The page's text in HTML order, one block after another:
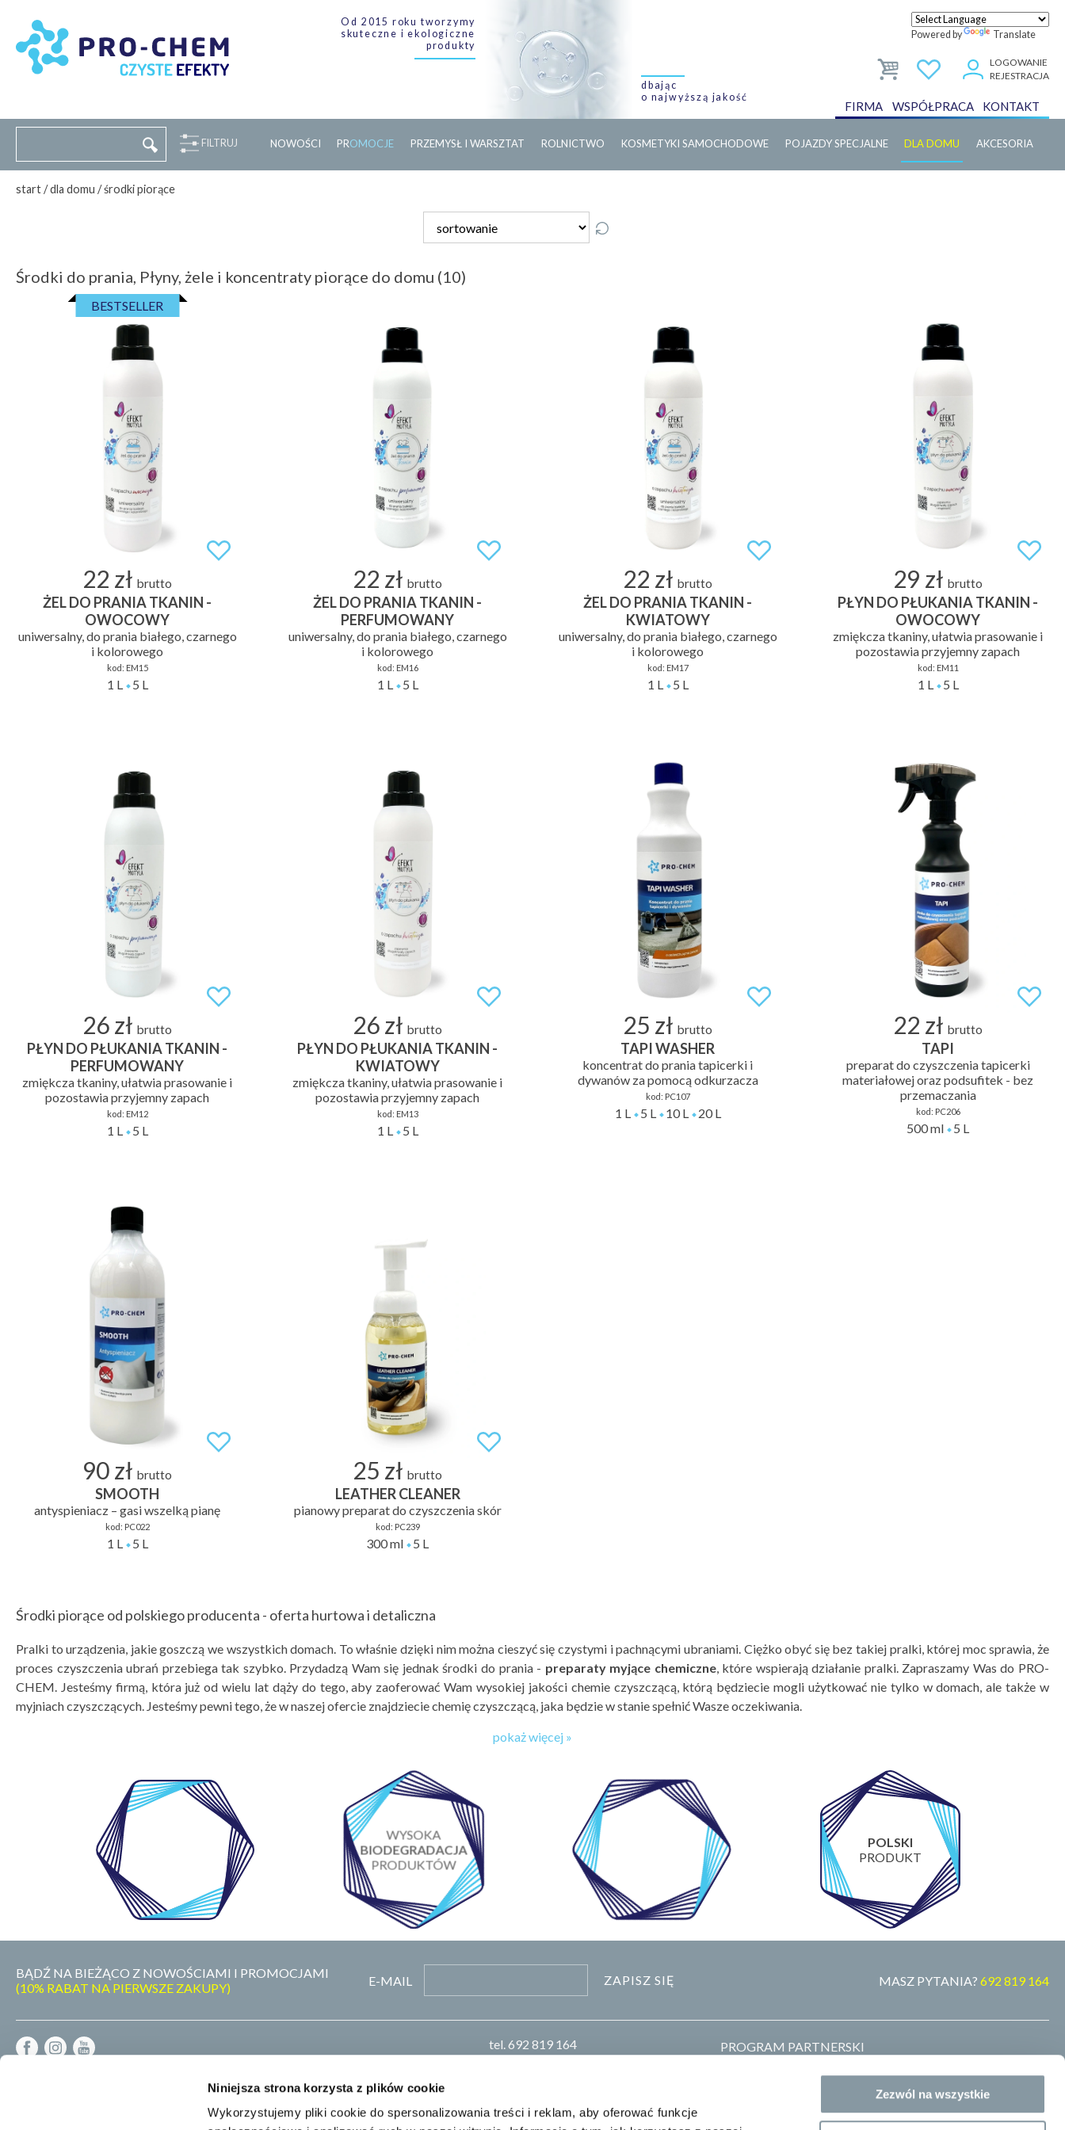
Niniejsza strona korzysta z plików cookie
Wykorzystujemy pliki cookie do spersonalizowania treści i reklam, aby oferować funkcje
Zezwól na wszystkie
Od 2015 roku tworzymy
skuteczne i ekologiczne
produkty
dbając
o najwyższą jakość
Powered by Translate
LOGOWANIE
REJESTRACJA
FIRMA WSPÓŁPRACA KONTAKT
FILTRUJ NOWOŚCI PROMOC JE PRZEMYSŁ I WARSZTAT ROLNICTWO KOSMETYKI SAMOCHODOWE POJAZDY SPECJALNE DLA DOMU AKCESORIA
start/dla domu /środki piorące
Środki do prania, Płyny, żele i koncentraty piorące do domu (10)
BESTSELLER
22 zł brutto
ŻEL DO PRANIA TKANIN -
OWOCOWY
uniwersalny, do prania białego, czarnego
i kolorowego
kod: EM15
1 L 5 L
22 zł brutto
ŻEL DO PRANIA TKANIN -
PERFUMOWANY
uniwersalny, do prania białego, czarnego
i kolorowego
kod: EM16
1 L 5 L
22 zł brutto
ŻEL DO PRANIA TKANIN -
KWIATOWY
uniwersalny, do prania białego, czarnego
i kolorowego
kod: EM17
1 L 5 L
29 zł brutto
PŁYN DO PŁUKANIA TKANIN -
OWOCOWY
zmiękcza tkaniny, ułatwia prasowanie i
pozostawia przyjemny zapach
kod: EM11
1 L 5 L
26 zł brutto
PŁYN DO PŁUKANIA TKANIN -
PERFUMOWANY
zmiękcza tkaniny, ułatwia prasowanie i
pozostawia przyjemny zapach
kod: EM12
1 L 5 L
26 zł brutto
PŁYN DO PŁUKANIA TKANIN -
KWIATOWY
zmiękcza tkaniny, ułatwia prasowanie i
pozostawia przyjemny zapach
kod: EM13
1 L 5 L
25 zł brutto
TAPI WASHER
koncentrat do prania tapicerki i
dywanów za pomocą odkurzacza
kod: PC107
1 L 5 L 10 L 20 L
22 zł brutto
TAPI
preparat do czyszczenia tapicerki
materiałowej oraz podsufitek - bez
przemaczania
kod: PC206
500 ml 5 L
90 zł brutto
SMOOTH
antyspieniacz – gasi wszelką pianę
kod: PC022
1 L 5 L
25 zł brutto
LEATHER CLEANER
pianowy preparat do czyszczenia skór
kod: PC239
300 ml 5 L
Środki piorące od polskiego producenta - oferta hurtowa i detaliczna
Pralki to urządzenia, jakie goszczą we wszystkich domach. To właśnie dzięki nim można cieszyć się czystymi i pachnącymi ubraniami. Ciężko obyć się bez takiej pralki, której moc sprawia, że
proces czyszczenia ubrań przebiega tak szybko. Przydadzą Wam się jednak środki do prania - preparaty myjące chemiczne, które wspierają działanie pralki. Zapraszamy Was do PRO-
CHEM. Jesteśmy firmą, która już od wielu lat dąży do tego, aby zaoferować Wam wysokiej jakości chemie czyszczącą, którą będziecie mogli użytkować nie tylko w domach, ale także w
myjniach czyszczących. Jesteśmy pewni tego, że w naszej ofercie znajdziecie chemię czyszczącą, jaka będzie w stanie spełnić Wasze oczekiwania.
pokaż więcej »
WYSOKA
BIODEGRADACJA
PRODUKTÓW
POLSKI
PRODUKT
BĄDŹ NA BIEŻĄCO Z NOWOŚCIAMI I PROMOCJAMI
(10% RABAT NA PIERWSZE ZAKUPY)
E-MAIL ZAPISZ SIĘ MASZ PYTANIA? 692 819 164
DOSTAWA - PŁATNOŚĆ - ZWROT
tel.692 819 164
pn-pt 8:00-16:00
Realizacja: KM7.pl
PROGRAM PARTNERSKI
ZOSTAŃ DYSTRYBUTOREM